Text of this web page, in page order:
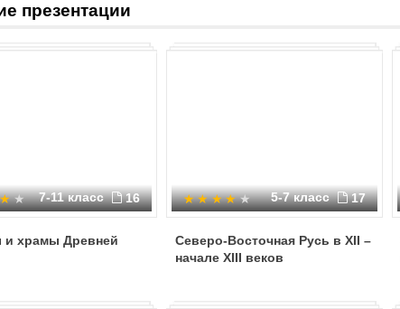
презентации
7-11 класс 16
храмы Древней
5-7 класс 17
Северо-Восточная Русь в XII –
начале XIII веков